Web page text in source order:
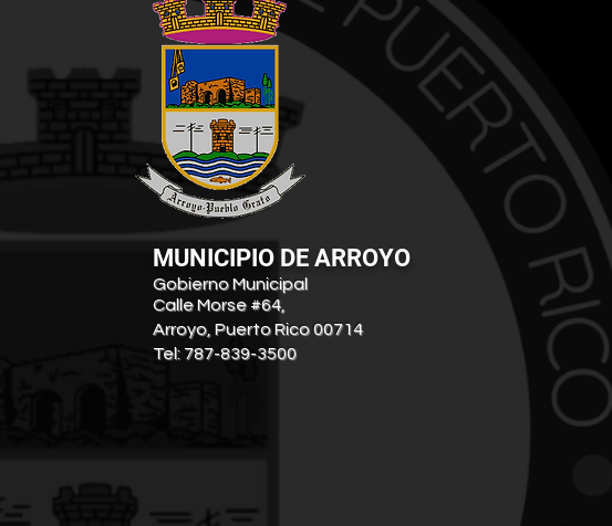
MUNICIPIO DE ARROYO
Gobierno Municipal
Calle Morse #64,
Arroyo, Puerto Rico 00714
Tel: 787-839-3500